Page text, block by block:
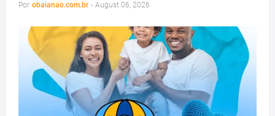
Por obaianao.com.br - August 06, 2026